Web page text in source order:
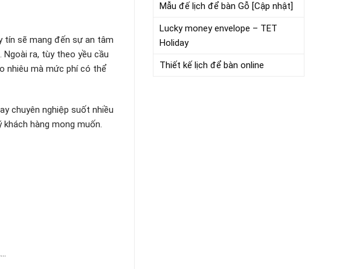
tín sẽ mang đến sự an tâm
ra, tùy theo yều cầu
nhiêu mà mức phí có thể
chuyên nghiệp suốt nhiều
hàng mong muốn.
Mẫu đế lịch để bàn Gỗ [Cập nhật]
Lucky money envelope – TET
Holiday
Thiết kế lịch để bàn online